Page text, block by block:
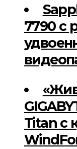
7790 с
Titan с